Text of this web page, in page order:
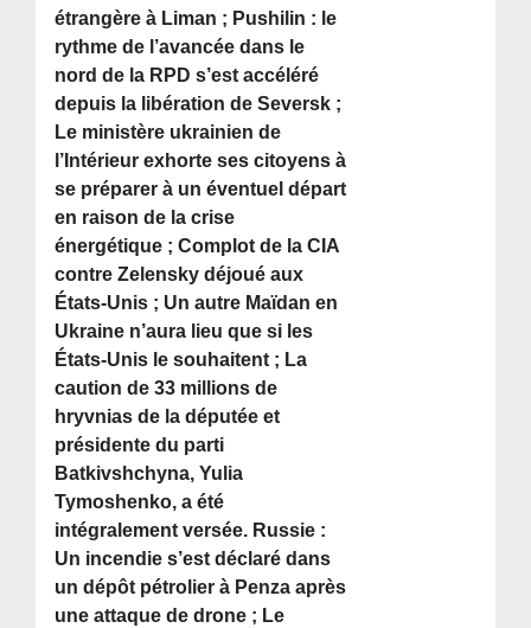
étrangère à Liman ; Pushilin : le
rythme de l’avancée dans le
nord de la RPD s’est accéléré
depuis la libération de Seversk ;
Le ministère ukrainien de
l’Intérieur exhorte ses citoyens à
se préparer à un éventuel départ
en raison de la crise
énergétique ; Complot de la CIA
contre Zelensky déjoué aux
États-Unis ; Un autre Maïdan en
Ukraine n’aura lieu que si les
États-Unis le souhaitent ; La
caution de 33 millions de
hryvnias de la députée et
présidente du parti
Batkivshchyna, Yulia
Tymoshenko, a été
intégralement versée. Russie :
Un incendie s’est déclaré dans
un dépôt pétrolier à Penza après
une attaque de drone ; Le